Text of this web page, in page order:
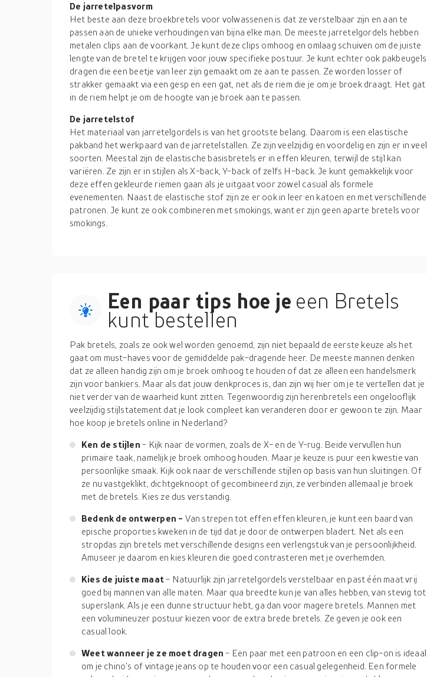
De jarretelpasvorm
Het beste aan deze broekbretels voor volwassenen is dat ze verstelbaar zijn en aan te
passen aan de unieke verhoudingen van bijna elke man. De meeste jarretelgordels hebben
metalen clips aan de voorkant. Je kunt deze clips omhoog en omlaag schuiven om de juiste
lengte van de bretel te krijgen voor jouw specifieke postuur. Je kunt echter ook pakbeugels
dragen die een beetje van leer zijn gemaakt om ze aan te passen. Ze worden losser of
strakker gemaakt via een gesp en een gat, net als de riem die je om je broek draagt. Het gat
in de riem helpt je om de hoogte van je broek aan te passen.
De jarretelstof
Het materiaal van jarretelgordels is van het grootste belang. Daarom is een elastische
pakband het werkpaard van de jarretelstallen. Ze zijn veelzijdig en voordelig en zijn er in veel
soorten. Meestal zijn de elastische basisbretels er in effen kleuren, terwijl de stijl kan
variëren. Ze zijn er in stijlen als X-back, Y-back of zelfs H-back. Je kunt gemakkelijk voor
deze effen gekleurde riemen gaan als je uitgaat voor zowel casual als formele
evenementen. Naast de elastische stof zijn ze er ook in leer en katoen en met verschillende
patronen. Je kunt ze ook combineren met smokings, want er zijn geen aparte bretels voor
smokings.
Een paar tips hoe je een Bretels
kunt bestellen
Pak bretels, zoals ze ook wel worden genoemd, zijn niet bepaald de eerste keuze als het
gaat om must-haves voor de gemiddelde pak-dragende heer. De meeste mannen denken
dat ze alleen handig zijn om je broek omhoog te houden of dat ze alleen een handelsmerk
zijn voor bankiers. Maar als dat jouw denkproces is, dan zijn wij hier om je te vertellen dat je
niet verder van de waarheid kunt zitten. Tegenwoordig zijn herenbretels een ongelooflijk
veelzijdig stijlstatement dat je look compleet kan veranderen door er gewoon te zijn. Maar
hoe koop je bretels online in Nederland?
Ken de stijlen- Kijk naar de vormen, zoals de X- en de Y-rug. Beide vervullen hun
primaire taak, namelijk je broek omhoog houden. Maar je keuze is puur een kwestie van
persoonlijke smaak. Kijk ook naar de verschillende stijlen op basis van hun sluitingen. Of
ze nu vastgeklikt, dichtgeknoopt of gecombineerd zijn, ze verbinden allemaal je broek
met de bretels. Kies ze dus verstandig.
Bedenk de ontwerpen - Van strepen tot effen effen kleuren, je kunt een baard van
epische proporties kweken in de tijd dat je door de ontwerpen bladert. Net als een
stropdas zijn bretels met verschillende designs een verlengstuk van je persoonlijkheid.
Amuseer je daarom en kies kleuren die goed contrasteren met je overhemden.
Kies de juiste maat- Natuurlijk zijn jarretelgordels verstelbaar en past één maat vrij
goed bij mannen van alle maten. Maar qua breedte kun je van alles hebben, van stevig tot
superslank. Als je een dunne structuur hebt, ga dan voor magere bretels. Mannen met
een volumineuzer postuur kiezen voor de extra brede bretels. Ze geven je ook een
casual look.
Weet wanneer je ze moet dragen- Een paar met een patroon en een clip-on is ideaal
om je chino's of vintage jeans op te houden voor een casual gelegenheid. Een formele